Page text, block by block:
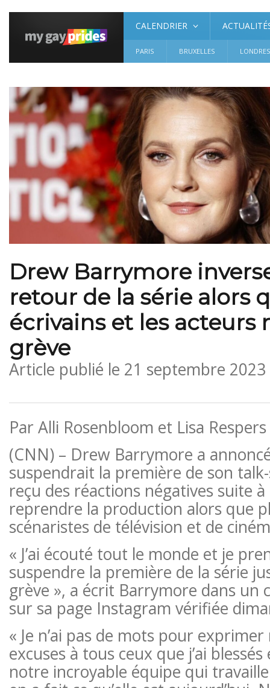
CALENDRIER
PARIS BRUXELLES LONDRES
Drew Barrymore
retour de la série alors
écrivains et les acteurs
grève
Article publié le 21 septembre
Par Alli Rosenbloom et Lisa
(CNN) – Drew Barrymore a
suspendrait la première de son
reçu des réactions négatives suite à
reprendre la production alors que
scénaristes de télévision et de
« J’ai écouté tout le monde et je
suspendre la première de la série
grève », a écrit Barrymore dans un
sur sa page Instagram vérifiée
« Je n’ai pas de mots pour
excuses à tous ceux que j’ai
notre incroyable équipe qui